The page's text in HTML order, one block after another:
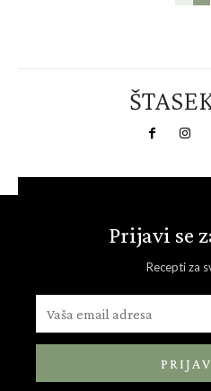
Prijavi se
Recepti za